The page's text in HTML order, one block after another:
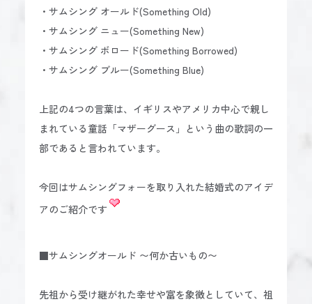
・サムシング オールド(Something Old)
・サムシング ニュー(Something New)
・サムシング ボロード(Something Borrowed)
・サムシング ブルー(Something Blue)
上記の4つの言葉は、イギリスやアメリカ中心で親し
まれている童話「マザーグース」という曲の歌詞の一
部であると言われています。
今回はサムシングフォーを取り入れた結婚式のアイデ
アのご紹介です
■サムシングオールド 〜何か古いもの〜
先祖から受け継がれた幸せや富を象徴としていて、祖